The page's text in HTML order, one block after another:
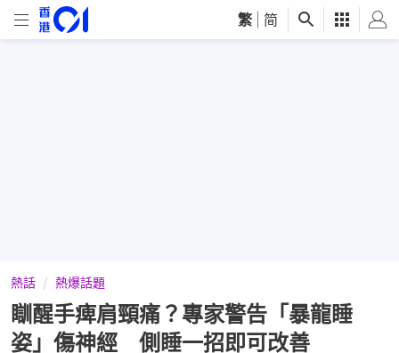
繁 简
熱話 熱爆話題
瞓醒手痺肩頸痛？專家警告「暴龍睡
姿」傷神經 側睡一招即可改善